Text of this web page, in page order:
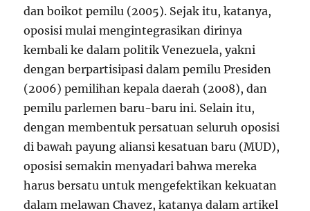
dan boikot pemilu (2005). Sejak itu, katanya,
oposisi mulai mengintegrasikan dirinya
kembali ke dalam politik Venezuela, yakni
dengan berpartisipasi dalam pemilu Presiden
(2006) pemilihan kepala daerah (2008), dan
pemilu parlemen baru-baru ini. Selain itu,
dengan membentuk persatuan seluruh oposisi
di bawah payung aliansi kesatuan baru (MUD),
oposisi semakin menyadari bahwa mereka
harus bersatu untuk mengefektikan kekuatan
dalam melawan Chavez, katanya dalam artikel